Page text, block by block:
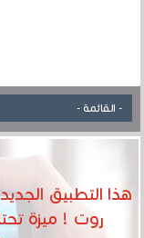
هذا التطبيق
روت ! ميزة